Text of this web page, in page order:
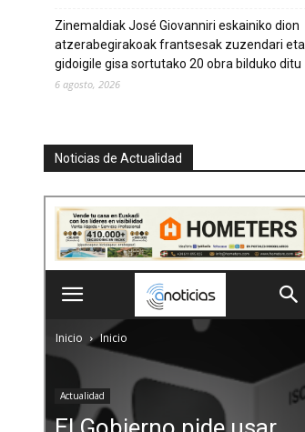
Zinemaldiak José Giovanniri eskainiko dion
atzerabegirakoak frantsesak zuzendari eta
gidoigile gisa sortutako 20 obra bilduko ditu
6 agosto, 2026
Noticias de Actualidad